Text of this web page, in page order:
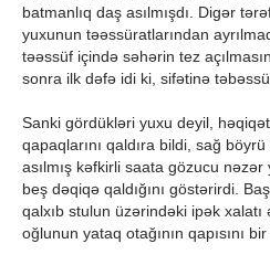
batmanlıq daş asılmışdı. Digər
yuxunun təəssüratlarından
təəssüf içində səhərin tez
sonra ilk dəfə idi ki, sifətinə
Sanki gördükləri yuxu deyil,
qapaqlarını qaldıra bildi, sağ
asılmış kəfkirli saata gözucu
beş dəqiqə qaldığını göstərirdi.
qalxıb stulun üzərindəki ipək
oğlunun yataq otağının qapısını